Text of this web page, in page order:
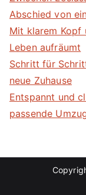
Abschied von
Mit klarem Kopf
Leben aufräumt
Schritt für
neue Zuhause
Entspannt und
passende